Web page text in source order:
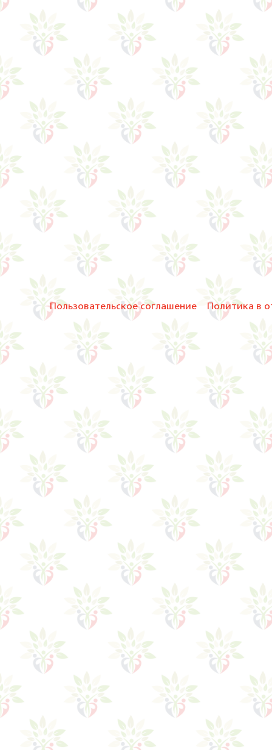
Пользовательское соглашение Политика в